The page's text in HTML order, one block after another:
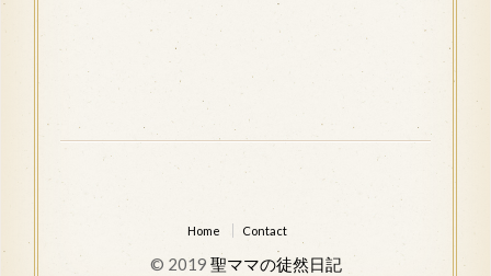
Home Contact
© 2019 聖ママの徒然日記